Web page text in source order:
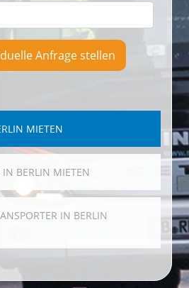
Anfrage stellen
MIETEN
BERLIN MIETEN
IN BERLIN